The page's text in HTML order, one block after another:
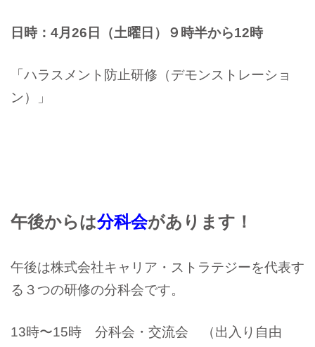
日時：4月26日（土曜日）９時半から12時
「ハラスメント防止研修（デモンストレーショ
ン）」
午後からは分科会があります！
午後は株式会社キャリア・ストラテジーを代表す
る３つの研修の分科会です。
13時〜15時 分科会・交流会 （出入り自由